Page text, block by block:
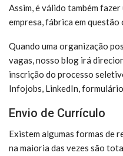
Assim, é válido também fazer
empresa, fábrica em questão
Quando uma organização
vagas, nosso blog irá
inscrição do processo
Infojobs, LinkedIn,
Envio de Currículo
Existem algumas formas de
na maioria das vezes são